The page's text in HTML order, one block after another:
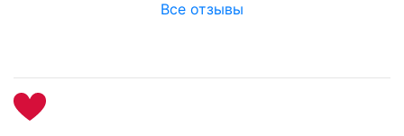
Все отзывы